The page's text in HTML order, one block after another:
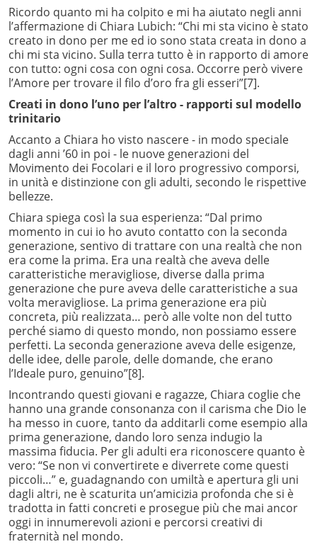
Ricordo quanto mi ha colpito e mi ha aiutato negli anni
l’affermazione di Chiara Lubich: “Chi mi sta vicino è stato
creato in dono per me ed io sono stata creata in dono a
chi mi sta vicino. Sulla terra tutto è in rapporto di amore
con tutto: ogni cosa con ogni cosa. Occorre però vivere
l’Amore per trovare il filo d’oro fra gli esseri”[7].
Creati in dono l’uno per l’altro- rapporti sul modello
trinitario
Accanto a Chiara ho visto nascere - in modo speciale
dagli anni ’60 in poi - le nuove generazioni del
Movimento dei Focolari e il loro progressivo comporsi,
in unità e distinzione con gli adulti, secondo le rispettive
bellezze.
Chiara spiega così la sua esperienza: “Dal primo
momento in cui io ho avuto contatto con la seconda
generazione, sentivo di trattare con una realtà che non
era come la prima. Era una realtà che aveva delle
caratteristiche meravigliose, diverse dalla prima
generazione che pure aveva delle caratteristiche a sua
volta meravigliose. La prima generazione era più
concreta, più realizzata… però alle volte non del tutto
perché siamo di questo mondo, non possiamo essere
perfetti. La seconda generazione aveva delle esigenze,
delle idee, delle parole, delle domande, che erano
l’Ideale puro, genuino”[8].
Incontrando questi giovani e ragazze, Chiara coglie che
hanno una grande consonanza con il carisma che Dio le
ha messo in cuore, tanto da additarli come esempio alla
prima generazione, dando loro senza indugio la
massima fiducia. Per gli adulti era riconoscere quanto è
vero: “Se non vi convertirete e diverrete come questi
piccoli…” e, guadagnando con umiltà e apertura gli uni
dagli altri, ne è scaturita un’amicizia profonda che si è
tradotta in fatti concreti e prosegue più che mai ancor
oggi in innumerevoli azioni e percorsi creativi di
fraternità nel mondo.